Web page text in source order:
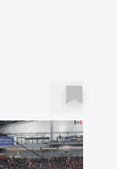
11,100